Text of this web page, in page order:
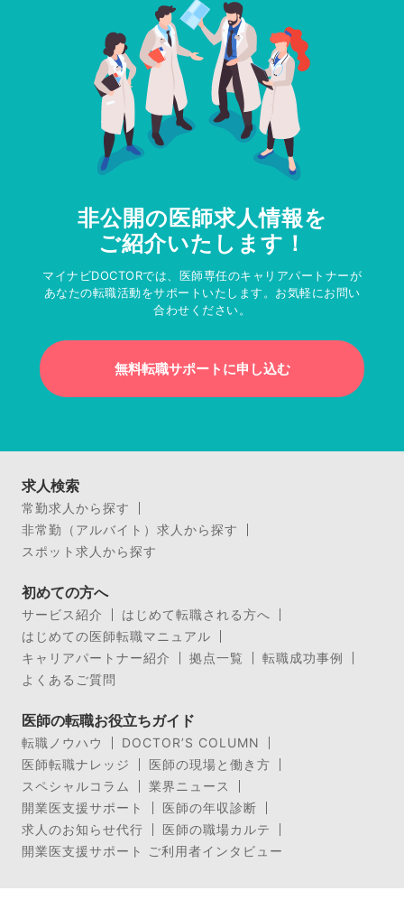
非公開の医師求人情報を
ご紹介いたします！
マイナビDOCTORでは、医師専任のキャリアパートナーが
あなたの転職活動をサポートいたします。お気軽にお問い
合わせください。
無料転職サポートに申し込む
求人検索
常勤求人から探す
非常勤（アルバイト）求人から探す
スポット求人から探す
初めての方へ
サービス紹介
はじめて転職される方へ
はじめての医師転職マニュアル
キャリアパートナー紹介
拠点一覧
転職成功事例
よくあるご質問
医師の転職お役立ちガイド
転職ノウハウ
DOCTOR’S COLUMN
医師転職ナレッジ
医師の現場と働き方
スペシャルコラム
業界ニュース
開業医支援サポート
医師の年収診断
求人のお知らせ代行
医師の職場カルテ
開業医支援サポート ご利用者インタビュー